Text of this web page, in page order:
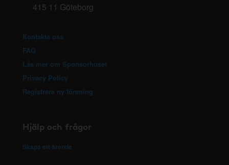
415 11 Göteborg
Kontakta oss
FAQ
Läs mer om Sponsorhuset
Privacy Policy
Registrera ny förening
Hjälp och frågor
Skapa ett ärende